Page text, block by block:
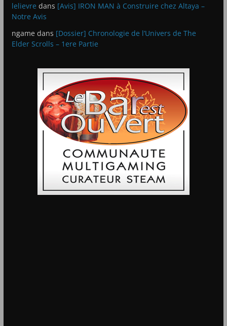
lelievre dans [Avis] IRON MAN à Construire chez Altaya –
Notre Avis
ngame dans [Dossier] Chronologie de l’Univers de The
Elder Scrolls – 1ere Partie